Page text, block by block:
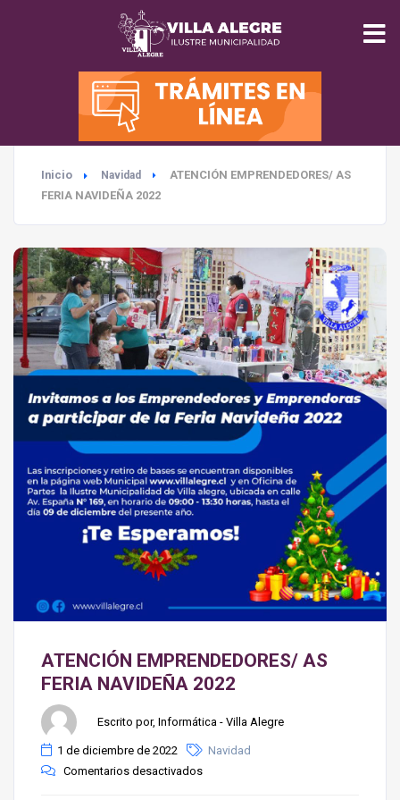
INICIO
MUNICIPALIDAD
SEGURIDAD
SALUD
TURISMO
MEDIO AMBIENTE
Inicio Navidad
ATENCIÓN EMPRENDEDORES/ AS
FERIA NAVIDEÑA 2022
ATENCIÓN EMPRENDEDORES/ AS
FERIA NAVIDEÑA 2022
Escrito por, Informática - Villa Alegre
1 de diciembre de 2022
Navidad
Comentarios desactivados